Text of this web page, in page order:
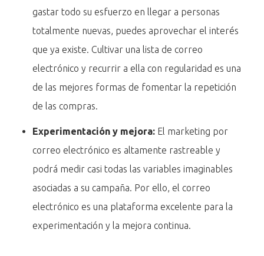
gastar todo su esfuerzo en llegar a personas
totalmente nuevas, puedes aprovechar el interés
que ya existe. Cultivar una lista de correo
electrónico y recurrir a ella con regularidad es una
de las mejores formas de fomentar la repetición
de las compras.
Experimentación y mejora: El marketing por
correo electrónico es altamente rastreable y
podrá medir casi todas las variables imaginables
asociadas a su campaña. Por ello, el correo
electrónico es una plataforma excelente para la
experimentación y la mejora continua.